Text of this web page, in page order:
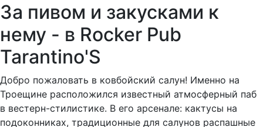
За пивом и закусками к
нему - в Rocker Pub
Tarantino'S
Добро пожаловать в ковбойский салун! Именно на
Троещине расположился известный атмосферный паб
в вестерн-стилистике. В его арсенале: кактусы на
подоконниках, традиционные для салунов распашные